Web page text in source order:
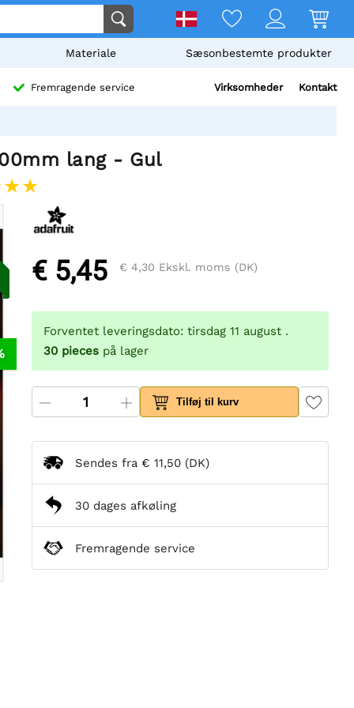
Materiale Sæsonbestemte produkter
Fremragende service Virksomheder Kontakt
lang - Gul
€ 5,45 € 4,30 Ekskl. moms (DK)
Forventet leveringsdato: tirsdag 11 august .
30 pieces på lager
Tilføj til kurv
Sendes fra € 11,50 (DK)
30 dages afkøling
Fremragende service